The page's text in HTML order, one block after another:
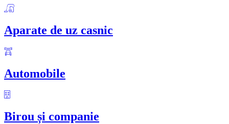
Aparate de uz casnic
Automobile
Birou și companie